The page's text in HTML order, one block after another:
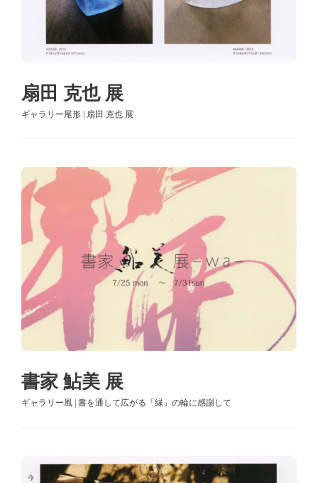
扇田 克也 展
ギャラリー尾形 | 扇田 克也 展
書家 鮎美 展
ギャラリー風 | 書を通して広がる「縁」の輪に感謝して